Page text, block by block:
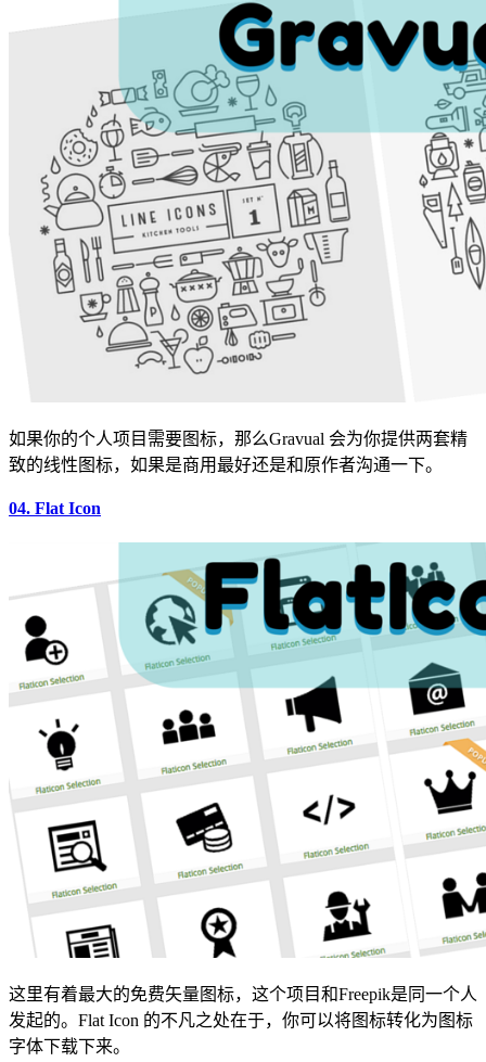
如果你的个人项目需要图标，那么Gravual 会为你提供两套精
致的线性图标，如果是商用最好还是和原作者沟通一下。
04. Flat Icon
这里有着最大的免费矢量图标，这个项目和Freepik是同一个人
发起的。Flat Icon 的不凡之处在于，你可以将图标转化为图标
字体下载下来。